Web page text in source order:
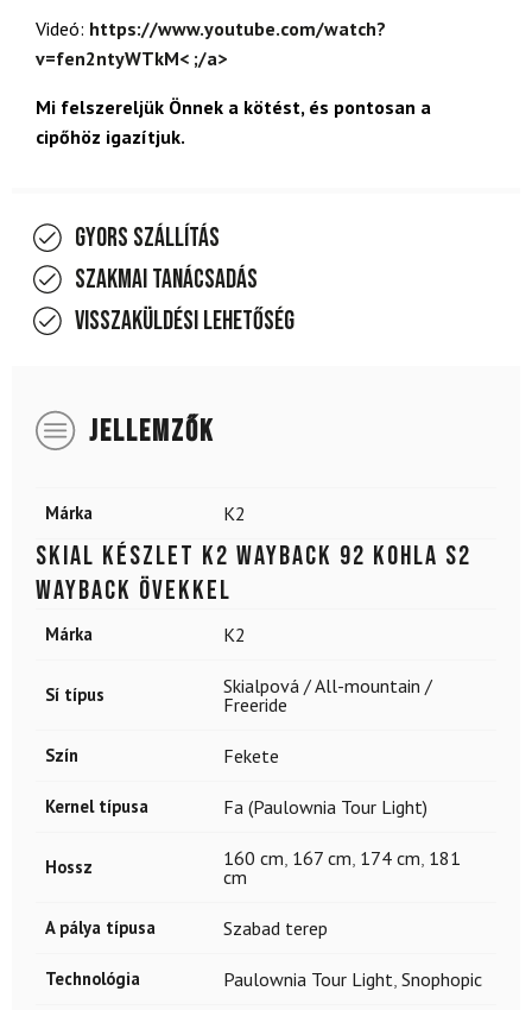
Videó: https://www.youtube.com/watch?
v=fen2ntyWTkM< ;/a>
Mi felszereljük Önnek a kötést, és pontosan a
cipőhöz igazítjuk.
Gyors szállítás
Szakmai tanácsadás
Visszaküldési lehetőség
JELLEMZŐK
Márka K2
Skial készlet K2 Wayback 92 Kohla S2
Wayback övekkel
Márka K2
Sí típus
Skialpová / All-mountain /
Freeride
Szín Fekete
Kernel típusa Fa (Paulownia Tour Light)
Hossz 160 cm, 167 cm, 174 cm, 181
cm
A pálya típusa Szabad terep
Technológia Paulownia Tour Light, Snophopic